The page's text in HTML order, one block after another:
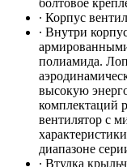
болтовое
∙ Корпус
∙ Внутри
полиамида.
высокую
комплектаций
вентилятор с
диапазоне
∙ Втулка